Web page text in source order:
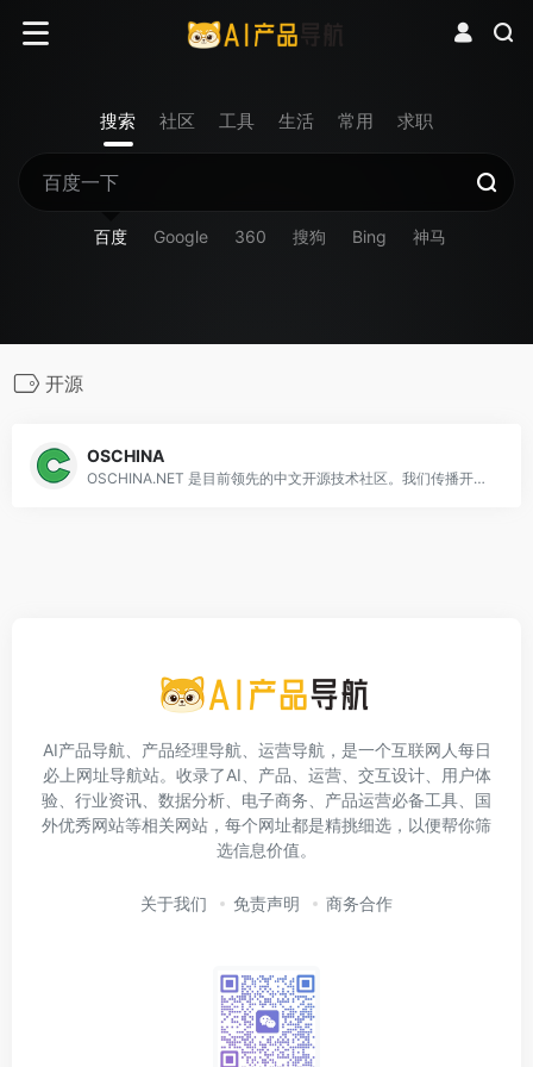
搜索 社区 工具 生活 常用 求职
百度 Google 360 搜狗 Bing 神马
开源
OSCHINA
OSCHINA.NET 是目前领先的中文开源技术社区。我们传播开源的理念，推广开源项目，为 IT 开发者提供了一个发现、使用、并交流开源技术的平台
AI产品导航、产品经理导航、运营导航，是一个互联网人每日
必上网址导航站。收录了AI、产品、运营、交互设计、用户体
验、行业资讯、数据分析、电子商务、产品运营必备工具、国
外优秀网站等相关网站，每个网址都是精挑细选，以便帮你筛
选信息价值。
关于我们 免责声明 商务合作